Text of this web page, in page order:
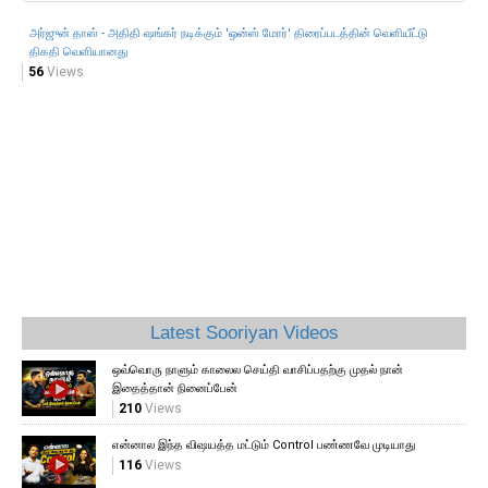
அர்ஜுன் தாஸ் - அதிதி ஷங்கர் நடிக்கும் 'ஒன்ஸ் மோர்' திரைப்படத்தின் வெளியீட்டு
திகதி வெளியானது
56 Views
Latest Sooriyan Videos
ஒவ்வொரு நாளும் காலைல செய்தி வாசிப்பதற்கு முதல் நான்
இதைத்தான் நினைப்பேன்
210Views
என்னால இந்த விஷயத்த மட்டும் Control பண்ணவே முடியாது
116Views